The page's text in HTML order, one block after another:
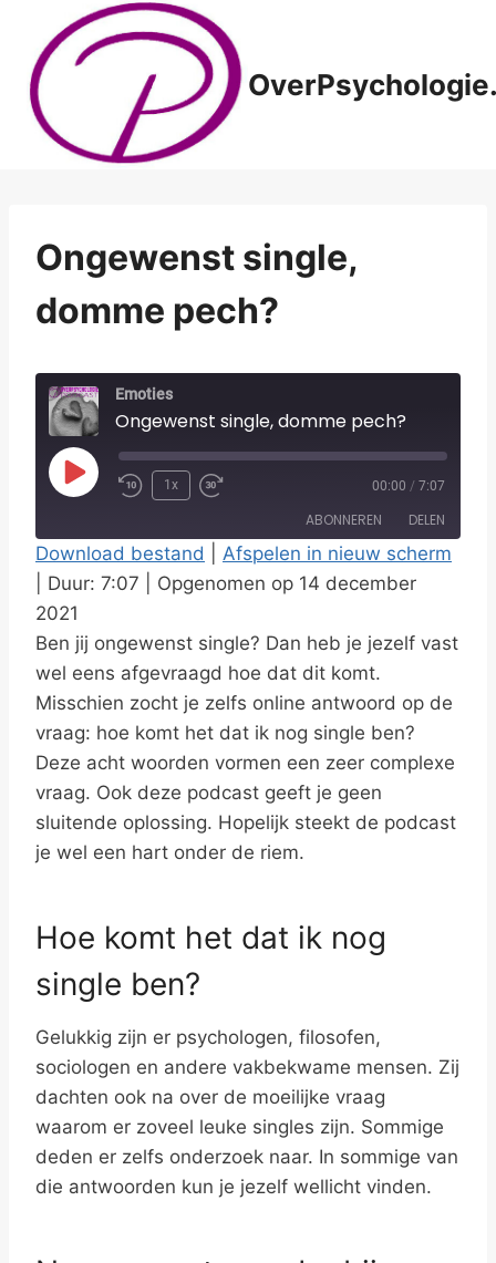
Doorgaan
inhoud
Ongewenst single,
domme pech?
Emoties
Ongewenst single, domme pech?
P
a
y
E
p
i
s
o
d
e
1x 00:00 / 7:07
ABONNEREN DELEN
RSS FEED
DELEN
LINK
EMBED
Download bestand
Afspelen in nieuw scherm
Duur: 7:07
Opgenomen op 14 december
2021
Ben jij ongewenst single? Dan heb je jezelf vast
wel eens afgevraagd hoe dat dit komt.
Misschien zocht je zelfs online antwoord op de
vraag: hoe komt het dat ik nog single ben?
Deze acht woorden vormen een zeer complexe
vraag. Ook deze podcast geeft je geen
sluitende oplossing. Hopelijk steekt de podcast
je wel een hart onder de riem.
Hoe komt het dat ik nog
single ben?
Gelukkig zijn er psychologen, filosofen,
sociologen en andere vakbekwame mensen. Zij
dachten ook na over de moeilijke vraag
waarom er zoveel leuke singles zijn. Sommige
deden er zelfs onderzoek naar. In sommige van
die antwoorden kun je jezelf wellicht vinden.